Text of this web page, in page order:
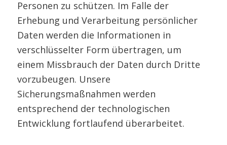
Personen zu schützen. Im Falle der
Erhebung und Verarbeitung persönlicher
Daten werden die Informationen in
verschlüsselter Form übertragen, um
einem Missbrauch der Daten durch Dritte
vorzubeugen. Unsere
Sicherungsmaßnahmen werden
entsprechend der technologischen
Entwicklung fortlaufend überarbeitet.